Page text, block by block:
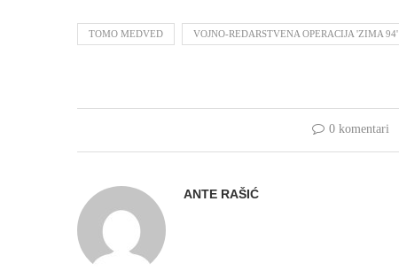
TOMO MEDVED VOJNO-REDARSTVENA OPERACIJA 'ZIMA 94'
0 komentari
ANTE RAŠIĆ